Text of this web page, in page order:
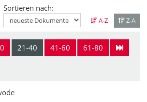
Sortieren nach:
A-Z Z-A
21-40 41-60
61-80